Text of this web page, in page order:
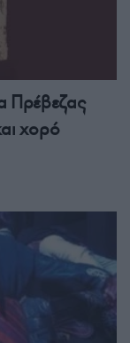
Πρέβεζας
χορό